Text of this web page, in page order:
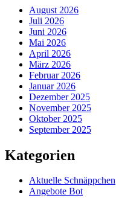
August 2026
Juli 2026
Juni 2026
Mai 2026
April 2026
März 2026
Februar 2026
Januar 2026
Dezember 2025
November 2025
Oktober 2025
September 2025
Kategorien
Aktuelle Schnäppchen
Angebote Bot